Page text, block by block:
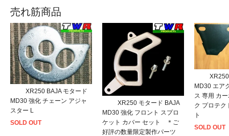
売れ筋商品
XR250 BAJA モタード
MD30 強化 チェーン アジャ
スター L
SOLD OUT
XR250 モタード BAJA
MD30 強化 フロント スプロ
ケット カバー セット ＊ご
好評の数量限定製作パーツ
MD30 エア
ス 専用 カ
ク プロテク
ト
SOLD OUT